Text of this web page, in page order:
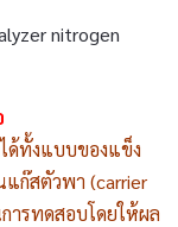
nitrogen
ด้ทั้งแบบของแข็ง
แก๊สตัวพา (carrier
ารทดสอบโดยให้ผล